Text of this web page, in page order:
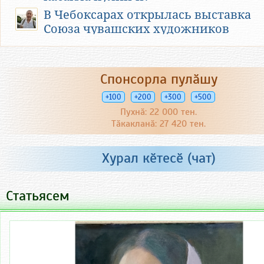
в школе в нем проявились
лидерские качества личности. В
одной из книг о школьных годах на
фотоиллюстрации Федоров идёт
впереди в роли командира группы с
бутафорским «автоматом» в руках.
Федоров успешно закончил
Толиковскую среднюю школу в 1975
Абитуриент Федоров опоздал утром
на самолет в Ленинград в военное
училище. И его судьба сложилась
по-другому. Об этом тоже говорится
В Чебоксарах открылась выставка
Союза чувашских художников
Спонсорла пулӑшу
+100 +200 +300 +500
Пухнӑ: 22 000 тен.
Тӑкакланӑ: 27 420 тен.
Хурал кӗтесӗ (чат)
Статьясем